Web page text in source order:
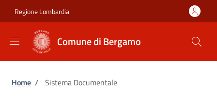
Regione Lombardia
Comune di Bergamo
Briciole di pane
Home / Sistema Documentale